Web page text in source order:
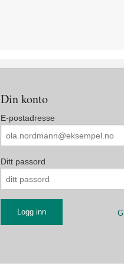
Din konto
E-postadresse
Ditt passord